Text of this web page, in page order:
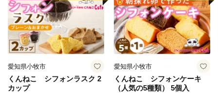
愛知県小牧市
くんねこ シフォンラスク 2
カップ
愛知県小牧市
くんねこ シフォンケーキ
（人気の5種類） 5個入